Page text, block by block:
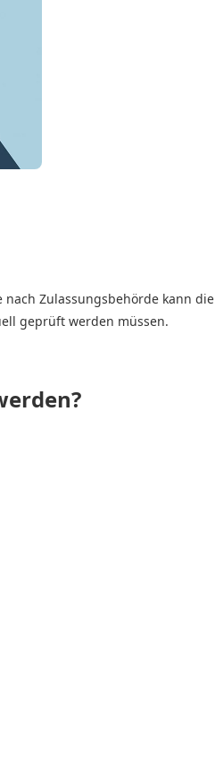
nach Zulassungsbehörde kann die
geprüft werden müssen.